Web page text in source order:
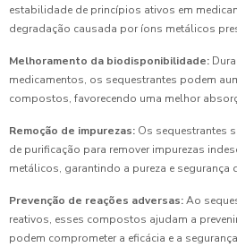
estabilidade de princípios ativos em
degradação causada por íons metálicos
Melhoramento da biodisponibilidade:
medicamentos, os sequestrantes podem
compostos, favorecendo uma melhor
Remoção de impurezas: Os sequestrantes
de purificação para remover impurezas
metálicos, garantindo a pureza e segurança
Prevenção de reações adversas:Ao
reativos, esses compostos ajudam a
podem comprometer a eficácia e a